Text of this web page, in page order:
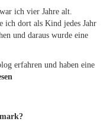
ich vier Jahre alt.
ich dort als Kind jedes Jahr
und daraus wurde eine
erfahren und haben eine